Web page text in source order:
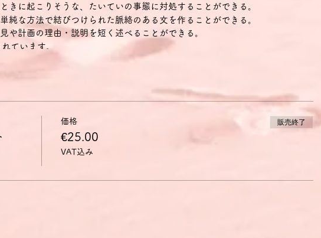
に起こりそうな、たいていの事態に対処することができる。
純な方法で結びつけられた脈絡のある文を作ることができる。
や計画の理由・説明を短く述べることができる。
ています。
いは日常的な家族や趣味、仕事、旅行、時事問題などについてであれば、
・野心を説明することができる。
Framework of Reference/GER Gemeinsamer europäischer
能力は以下のように定義されています。
価格
€25.00
VAT込み
販売終了